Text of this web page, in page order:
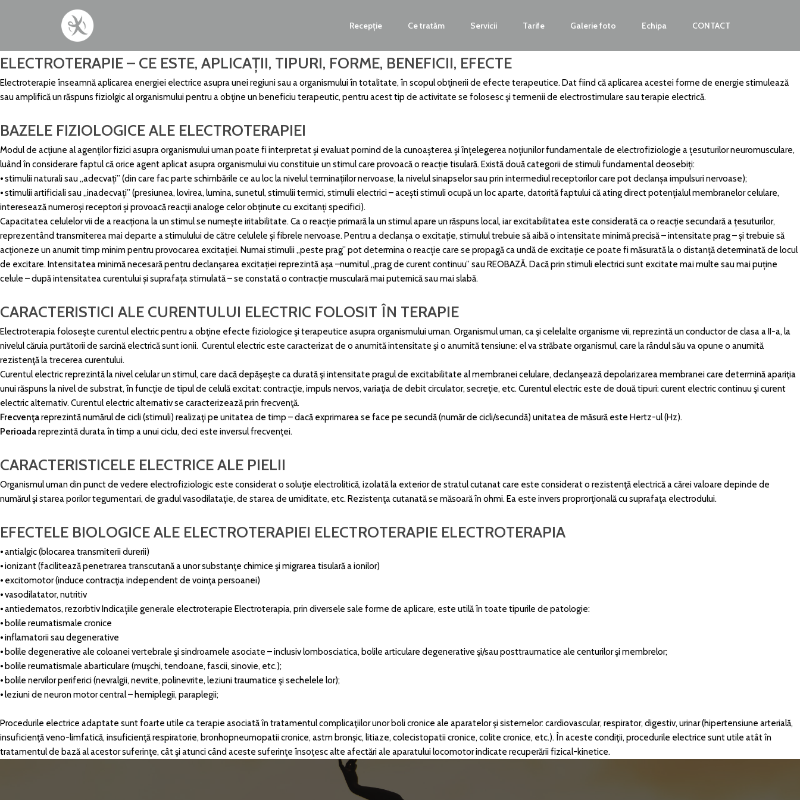
Recepție Ce tratăm Servicii Tarife Galerie foto Echipa CONTACT
ELECTROTERAPIE – CE ESTE, APLICAȚII, TIPURI, FORME, BENEFICII, EFECTE
Electroterapie înseamnă aplicarea energiei electrice asupra unei regiuni sau a organismului în totalitate, în scopul obţinerii de efecte terapeutice. Dat fiind că aplicarea acestei forme de energie stimulează
sau amplifică un răspuns fiziolgic al organismului pentru a obţine un beneficiu terapeutic, pentru acest tip de activitate se folosesc şi termenii de electrostimulare sau terapie electrică.
BAZELE FIZIOLOGICE ALE ELECTROTERAPIEI
Modul de acțiune al agenților fizici asupra organismului uman poate fi interpretat și evaluat pornind de la cunoașterea și înțelegerea noțiunilor fundamentale de electrofiziologie a țesuturilor neuromusculare,
luând în considerare faptul că orice agent aplicat asupra organismului viu constituie un stimul care provoacă o reacție tisulară. Există două categorii de stimuli fundamental deosebiți:
⦁ stimulii naturali sau „adecvați” (din care fac parte schimbările ce au loc la nivelul terminațiilor nervoase, la nivelul sinapselor sau prin intermediul receptorilor care pot declanșa impulsuri nervoase);
⦁ stimulii artificiali sau „inadecvați” (presiunea, lovirea, lumina, sunetul, stimulii termici, stimulii electrici – acești stimuli ocupă un loc aparte, datorită faptului că ating direct potențialul membranelor celulare,
interesează numeroși receptori și provoacă reacții analoge celor obținute cu excitanți specifici).
Capacitatea celulelor vii de a reacționa la un stimul se numește iritabilitate. Ca o reacție primară la un stimul apare un răspuns local, iar excitabilitatea este considerată ca o reacție secundară a țesuturilor,
reprezentând transmiterea mai departe a stimulului de către celulele și fibrele nervoase. Pentru a declanșa o excitație, stimulul trebuie să aibă o intensitate minimă precisă – intensitate prag – și trebuie să
acționeze un anumit timp minim pentru provocarea excitației. Numai stimulii „peste prag” pot determina o reacție care se propagă ca undă de excitație ce poate fi măsurată la o distanță determinată de locul
de excitare. Intensitatea minimă necesară pentru declanșarea excitației reprezintă așa –numitul „prag de curent continuu” sau REOBAZĂ. Dacă prin stimuli electrici sunt excitate mai multe sau mai puține
celule – după intensitatea curentului și suprafața stimulată – se constată o contracție musculară mai puternică sau mai slabă.
CARACTERISTICI ALE CURENTULUI ELECTRIC FOLOSIT ÎN TERAPIE
Electroterapia foloseşte curentul electric pentru a obţine efecte fiziologice şi terapeutice asupra organismului uman. Organismul uman, ca şi celelalte organisme vii, reprezintă un conductor de clasa a II-a, la
nivelul căruia purtătorii de sarcină electrică sunt ionii. Curentul electric este caracterizat de o anumită intensitate şi o anumită tensiune: el va străbate organismul, care la rândul său va opune o anumită
rezistenţă la trecerea curentului.
Curentul electric reprezintă la nivel celular un stimul, care dacă depăşeşte ca durată şi intensitate pragul de excitabilitate al membranei celulare, declanşează depolarizarea membranei care determină apariţia
unui răspuns la nivel de substrat, în funcţie de tipul de celulă excitat: contracţie, impuls nervos, variaţia de debit circulator, secreţie, etc. Curentul electric este de două tipuri: curent electric continuu şi curent
electric alternativ. Curentul electric alternativ se caracterizează prin frecvenţă.
Frecvenţareprezintă numărul de cicli (stimuli) realizaţi pe unitatea de timp – dacă exprimarea se face pe secundă (număr de cicli/secundă) unitatea de măsură este Hertz-ul (Hz).
Perioadareprezintă durata în timp a unui ciclu, deci este inversul frecvenţei.
CARACTERISTICELE ELECTRICE ALE PIELII
Organismul uman din punct de vedere electrofiziologic este considerat o soluţie electrolitică, izolată la exterior de stratul cutanat care este considerat o rezistenţă electrică a cărei valoare depinde de
numărul şi starea porilor tegumentari, de gradul vasodilataţie, de starea de umiditate, etc. Rezistenţa cutanată se măsoară în ohmi. Ea este invers proprorţională cu suprafaţa electrodului.
EFECTELE BIOLOGICE ALE ELECTROTERAPIEI ELECTROTERAPIE ELECTROTERAPIA
⦁ antialgic (blocarea transmiterii durerii)
⦁ ionizant (facilitează penetrarea transcutană a unor substanţe chimice şi migrarea tisulară a ionilor)
⦁ excitomotor (induce contracţia independent de voinţa persoanei)
⦁ vasodilatator, nutritiv
⦁ antiedematos, rezorbtiv Indicațiile generale electroterapie Electroterapia, prin diversele sale forme de aplicare, este utilă în toate tipurile de patologie:
⦁ bolile reumatismale cronice
⦁ inflamatorii sau degenerative
⦁ bolile degenerative ale coloanei vertebrale şi sindroamele asociate – inclusiv lombosciatica, bolile articulare degenerative şi/sau posttraumatice ale centurilor şi membrelor;
⦁ bolile reumatismale abarticulare (muşchi, tendoane, fascii, sinovie, etc.);
⦁ bolile nervilor periferici (nevralgii, nevrite, polinevrite, leziuni traumatice şi sechelele lor);
⦁ leziuni de neuron motor central – hemiplegii, paraplegii;
Procedurile electrice adaptate sunt foarte utile ca terapie asociată în tratamentul complicaţiilor unor boli cronice ale aparatelor şi sistemelor: cardiovascular, respirator, digestiv, urinar (hipertensiune arterială,
insuficienţă veno-limfatică, insuficienţă respiratorie, bronhopneumopatii cronice, astm bronşic, litiaze, colecistopatii cronice, colite cronice, etc.). În aceste condiţii, procedurile electrice sunt utile atât în
tratamentul de bază al acestor suferinţe, cât şi atunci când aceste suferinţe însoţesc alte afectări ale aparatului locomotor indicate recuperării fizical-kinetice.